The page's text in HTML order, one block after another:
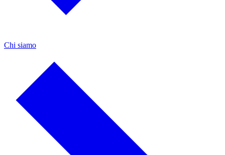
Chi siamo